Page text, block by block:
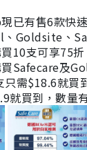
已有售6款快
Goldsite、
10支可享75
Safecare及
需$18.6就買
就買到，數量